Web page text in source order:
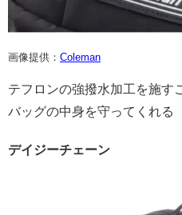
画像提供： Coleman
テフロンの強撥水加工を施す
バッグの中身を守ってくれる
デイジーチェーン